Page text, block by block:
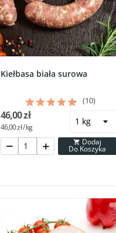
Kiełbasa biała surowa
(10)

Do Koszyka
46,00 zł
46,00 zł / kg